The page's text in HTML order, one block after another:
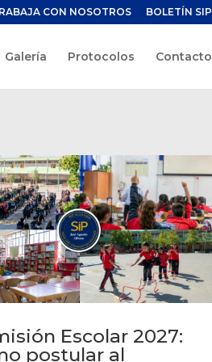
CON NOSOTROS BOLETÍN SIP
Galería Protocolos Contacto
Escolar 2027:
postular al